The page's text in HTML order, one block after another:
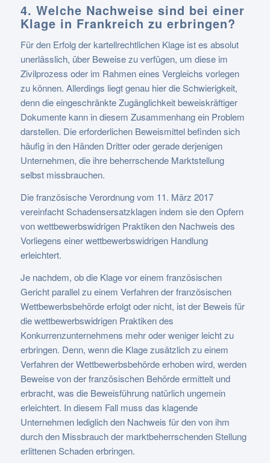
4. Welche Nachweise sind bei einer
Klage in Frankreich zu erbringen?
Für den Erfolg der kartellrechtlichen Klage ist es absolut
unerlässlich, über Beweise zu verfügen, um diese im
Zivilprozess oder im Rahmen eines Vergleichs vorlegen
zu können. Allerdings liegt genau hier die Schwierigkeit,
denn die eingeschränkte Zugänglichkeit beweiskräftiger
Dokumente kann in diesem Zusammenhang ein Problem
darstellen. Die erforderlichen Beweismittel befinden sich
häufig in den Händen Dritter oder gerade derjenigen
Unternehmen, die ihre beherrschende Marktstellung
selbst missbrauchen.
Die französische Verordnung vom 11. März 2017
vereinfacht Schadensersatzklagen indem sie den Opfern
von wettbewerbswidrigen Praktiken den Nachweis des
Vorliegens einer wettbewerbswidrigen Handlung
erleichtert.
Je nachdem, ob die Klage vor einem französischen
Gericht parallel zu einem Verfahren der französischen
Wettbewerbsbehörde erfolgt oder nicht, ist der Beweis für
die wettbewerbswidrigen Praktiken des
Konkurrenzunternehmens mehr oder weniger leicht zu
erbringen. Denn, wenn die Klage zusätzlich zu einem
Verfahren der Wettbewerbsbehörde erhoben wird, werden
Beweise von der französischen Behörde ermittelt und
erbracht, was die Beweisführung natürlich ungemein
erleichtert. In diesem Fall muss das klagende
Unternehmen lediglich den Nachweis für den von ihm
durch den Missbrauch der marktbeherrschenden Stellung
erlittenen Schaden erbringen.